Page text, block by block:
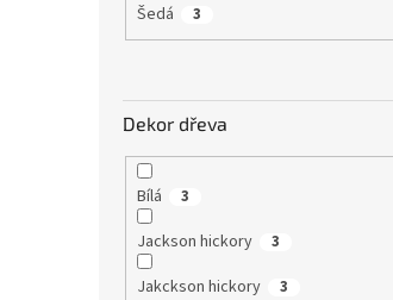
Šedá 3
Dekor dřeva
Bílá 3
Jackson hickory 3
Jakckson hickory 3